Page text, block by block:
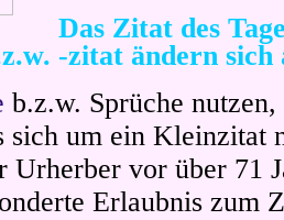
Das Zitat des
-zitat ändern sich
b.z.w. Sprüche
sich um ein Kleinzitat
Urherber vor über 71
Erlaubnis zum